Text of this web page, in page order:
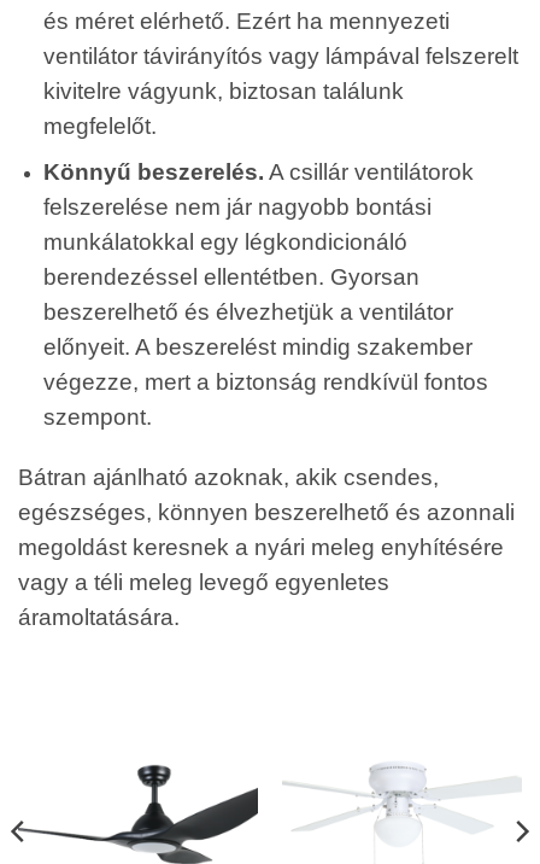
és méret elérhető. Ezért ha mennyezeti
ventilátor távirányítós vagy lámpával felszerelt
kivitelre vágyunk, biztosan találunk
megfelelőt.
Könnyű beszerelés. A csillár ventilátorok
felszerelése nem jár nagyobb bontási
munkálatokkal egy légkondicionáló
berendezéssel ellentétben. Gyorsan
beszerelhető és élvezhetjük a ventilátor
előnyeit. A beszerelést mindig szakember
végezze, mert a biztonság rendkívül fontos
szempont.
Bátran ajánlható azoknak, akik csendes,
egészséges, könnyen beszerelhető és azonnali
megoldást keresnek a nyári meleg enyhítésére
vagy a téli meleg levegő egyenletes
áramoltatására.